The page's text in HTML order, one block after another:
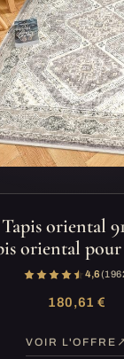
oriental
oriental
4,6(1
180,61 €
VOIR L'OFFRE